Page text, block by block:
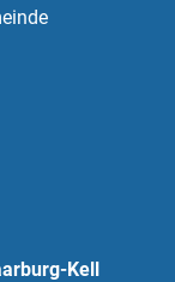
Kell